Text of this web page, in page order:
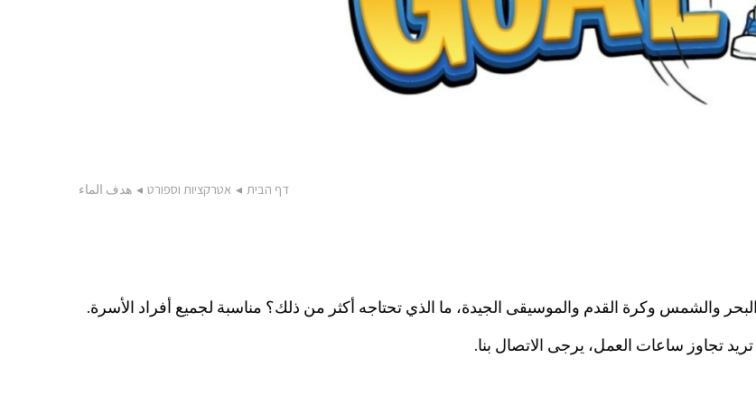
דף הבית ◂ אטרקציות וספורט ◂ هدف الماء
وكرة القدم والموسيقى الجيدة، ما الذي تحتاجه أكثر من ذلك؟ مناسبة لجميع أفراد الأسرة.